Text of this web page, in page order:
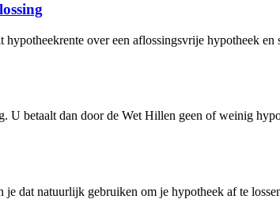
hypotheekrente over een aflossingsvrije hypotheek
U betaalt dan door de Wet Hillen geen of weinig
dat natuurlijk gebruiken om je hypotheek af te